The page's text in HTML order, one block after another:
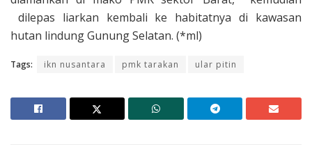
dilepas liarkan kembali ke habitatnya di kawasan
hutan lindung Gunung Selatan. (*ml)
Tags: ikn nusantara pmk tarakan ular pitin